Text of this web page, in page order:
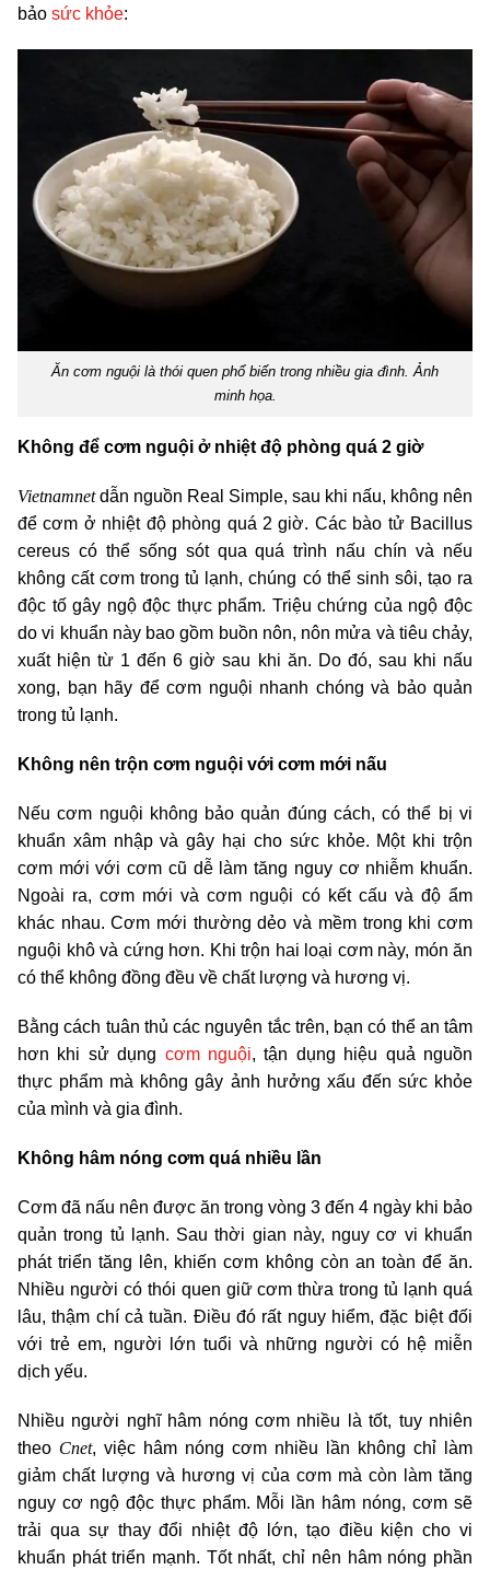
bảo sức khỏe:
Ăn cơm nguội là thói quen phổ biến trong nhiều gia đình. Ảnh
minh họa.
Không để cơm nguội ở nhiệt độ phòng quá 2 giờ
Vietnamnetdẫn nguồn Real Simple, sau khi nấu, không nên
để cơm ở nhiệt độ phòng quá 2 giờ. Các bào tử Bacillus
cereus có thể sống sót qua quá trình nấu chín và nếu
không cất cơm trong tủ lạnh, chúng có thể sinh sôi, tạo ra
độc tố gây ngộ độc thực phẩm. Triệu chứng của ngộ độc
do vi khuẩn này bao gồm buồn nôn, nôn mửa và tiêu chảy,
xuất hiện từ 1 đến 6 giờ sau khi ăn. Do đó, sau khi nấu
xong, bạn hãy để cơm nguội nhanh chóng và bảo quản
trong tủ lạnh.
Không nên trộn cơm nguội với cơm mới nấu
Nếu cơm nguội không bảo quản đúng cách, có thể bị vi
khuẩn xâm nhập và gây hại cho sức khỏe. Một khi trộn
cơm mới với cơm cũ dễ làm tăng nguy cơ nhiễm khuẩn.
Ngoài ra, cơm mới và cơm nguội có kết cấu và độ ẩm
khác nhau. Cơm mới thường dẻo và mềm trong khi cơm
nguội khô và cứng hơn. Khi trộn hai loại cơm này, món ăn
có thể không đồng đều về chất lượng và hương vị.
Bằng cách tuân thủ các nguyên tắc trên, bạn có thể an tâm
hơn khi sử dụng cơm nguội, tận dụng hiệu quả nguồn
thực phẩm mà không gây ảnh hưởng xấu đến sức khỏe
của mình và gia đình.
Không hâm nóng cơm quá nhiều lần
Cơm đã nấu nên được ăn trong vòng 3 đến 4 ngày khi bảo
quản trong tủ lạnh. Sau thời gian này, nguy cơ vi khuẩn
phát triển tăng lên, khiến cơm không còn an toàn để ăn.
Nhiều người có thói quen giữ cơm thừa trong tủ lạnh quá
lâu, thậm chí cả tuần. Điều đó rất nguy hiểm, đặc biệt đối
với trẻ em, người lớn tuổi và những người có hệ miễn
dịch yếu.
Nhiều người nghĩ hâm nóng cơm nhiều là tốt, tuy nhiên
theo Cnet, việc hâm nóng cơm nhiều lần không chỉ làm
giảm chất lượng và hương vị của cơm mà còn làm tăng
nguy cơ ngộ độc thực phẩm. Mỗi lần hâm nóng, cơm sẽ
trải qua sự thay đổi nhiệt độ lớn, tạo điều kiện cho vi
khuẩn phát triển mạnh. Tốt nhất, chỉ nên hâm nóng phần